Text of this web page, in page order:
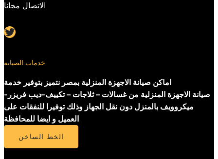
الاتصال مجانا
Twitter
خدمات الصيانة
اماكن صيانة الاجهزة المنزلية بمصر نتميز بتوفير خدمة
صيانة الاجهزة المنزلية من غسالات – ثلاجات – تكييف–ديب فريزر-
ميكروويف بالمنزل دون نقل الجهاز وذلك توفيرا للنفقات على
العميل و ايضا للمحافظة
الخط الساخن